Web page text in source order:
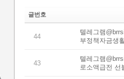
글번호
44
텔레그램
부정책자금생
43
텔레그램
로소액급전 선